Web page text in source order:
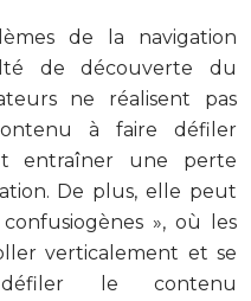
de la navigation
de découverte du
ne réalisent pas
à faire défiler
entraîner une perte
De plus, elle peut
», où les
verticalement et se
le contenu